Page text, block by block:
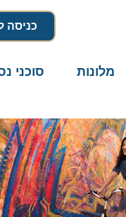
כניסה
סוכני